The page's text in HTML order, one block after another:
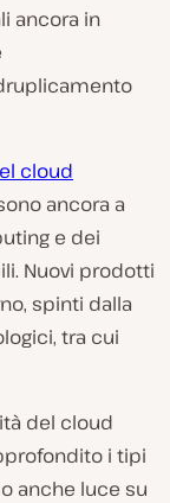
ancora in
cloud
ancora a
e dei
Nuovi prodotti
spinti dalla
tra cui
del cloud
i tipi
anche luce su